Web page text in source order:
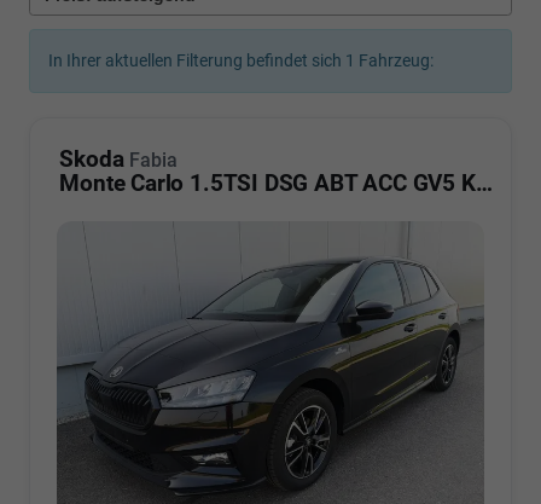
In Ihrer aktuellen Filterung befindet sich 1 Fahrzeug:
Skoda Fabia
Monte Carlo 1.5TSI DSG ABT ACC GV5 Kam